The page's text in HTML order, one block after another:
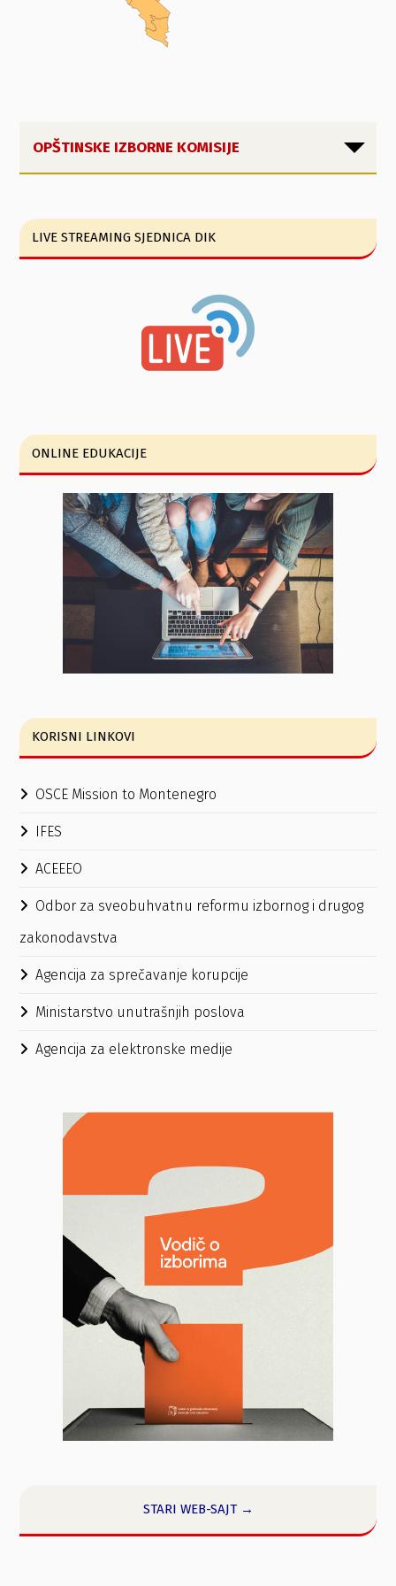
OPŠTINSKE IZBORNE KOMISIJE
LIVE STREAMING SJEDNICA DIK
ONLINE EDUKACIJE
KORISNI LINKOVI
OSCE Mission to Montenegro
IFES
ACEEEO
Odbor za sveobuhvatnu reformu izbornog i drugog
zakonodavstva
Agencija za sprečavanje korupcije
Ministarstvo unutrašnjih poslova
Agencija za elektronske medije
STARI WEB-SAJT →